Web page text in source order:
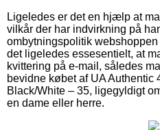
Ligeledes er det en hjælp at
vilkår der har indvirkning på
ombytningspolitik
det ligeledes essesentielt, at
kvittering på e-mail, således
bevidne købet af UA Authentic
Black/White – 35, ligegyldigt
en dame eller herre.